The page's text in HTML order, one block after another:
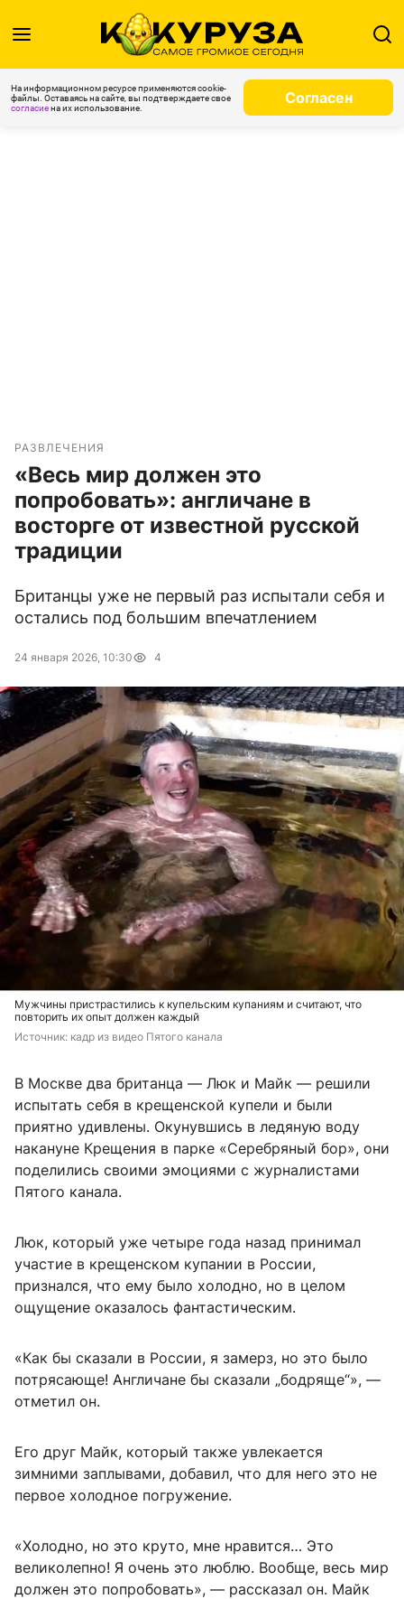
На информационном ресурсе применяются cookie-
файлы. Оставаясь на сайте, вы подтверждаете свое
согласиена их использование.
Согласен
РАЗВЛЕЧЕНИЯ
«Весь мир должен это
попробовать»: англичане в
восторге от известной русской
традиции
Британцы уже не первый раз испытали себя и
остались под большим впечатлением
24 января 2026, 10:30 4
Мужчины пристрастились к купельским купаниям и считают, что
повторить их опыт должен каждый
Источник: кадр из видео Пятого канала
В Москве два британца — Люк и Майк — решили
испытать себя в крещенской купели и были
приятно удивлены. Окунувшись в ледяную воду
накануне Крещения в парке «Серебряный бор», они
поделились своими эмоциями с журналистами
Пятого канала.
Люк, который уже четыре года назад принимал
участие в крещенском купании в России,
признался, что ему было холодно, но в целом
ощущение оказалось фантастическим.
«Как бы сказали в России, я замерз, но это было
потрясающе! Англичане бы сказали „бодряще“», —
отметил он.
Его друг Майк, который также увлекается
зимними заплывами, добавил, что для него это не
первое холодное погружение.
«Холодно, но это круто, мне нравится… Это
великолепно! Я очень это люблю. Вообще, весь мир
должен это попробовать», — рассказал он. Майк